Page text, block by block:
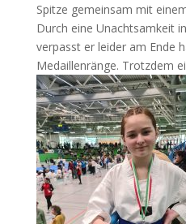
Spitze gemeinsam mit
Durch eine Unachtsamkeit
verpasst er leider am Ende
Medaillenränge. Trotzdem